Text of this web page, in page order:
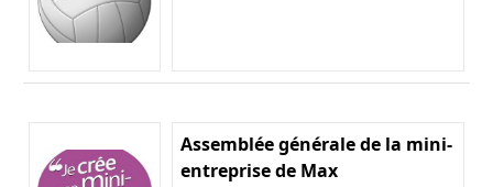
Assemblée générale de la mini-
entreprise de Max